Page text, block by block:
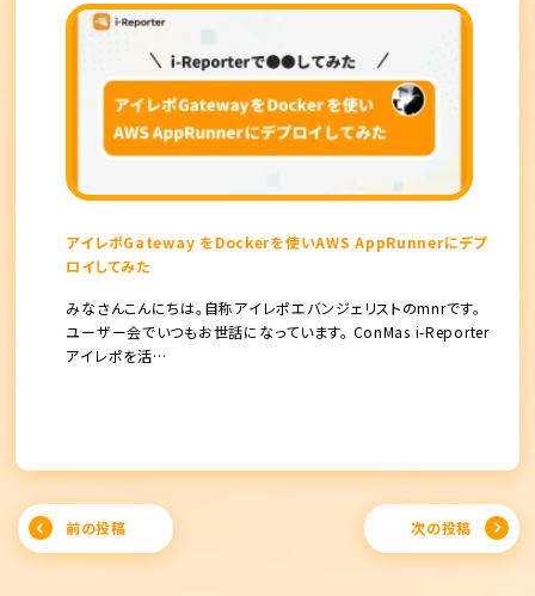
アイレポGateway をDockerを使いAWS AppRunnerにデプ
ロイしてみた
みなさんこんにちは。自称アイレポエバンジェリストのmnrです。
ユーザー会でいつもお世話になっています。 ConMas i-Reporter
アイレポを活…
Post
navigation
前の投稿 次の投稿